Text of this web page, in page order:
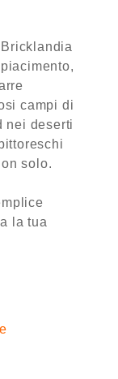
campi di
nei deserti
solo.
la tua